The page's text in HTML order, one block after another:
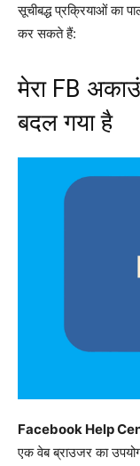
सूचीबद्ध प्रक्रियाओं का
कर सकते हैं:
मेरा FB
बदल गया है
Facebook Help
एक वेब ब्राउजर का